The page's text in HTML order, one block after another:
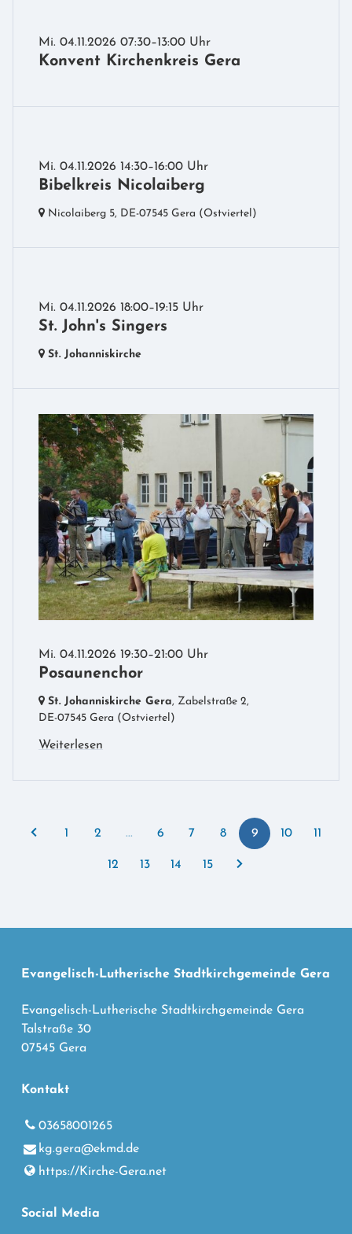
Mi. 04.11.2026 07:30–13:00 Uhr
Konvent Kirchenkreis Gera
Mi. 04.11.2026 14:30–16:00 Uhr
Bibelkreis Nicolaiberg
Nicolaiberg 5, DE-07545 Gera (Ostviertel)
Mi. 04.11.2026 18:00–19:15 Uhr
St. John's Singers
St. Johanniskirche
Mi. 04.11.2026 19:30–21:00 Uhr
Posaunenchor
St. Johanniskirche Gera, Zabelstraße 2,
DE-07545 Gera (Ostviertel)
Weiterlesen
1 2 ... 6 7 8 9 10 11
12 13 14 15
Evangelisch-Lutherische Stadtkirchgemeinde Gera
Evangelisch-Lutherische Stadtkirchgemeinde Gera
Talstraße 30
07545 Gera
Kontakt
03658001265
kg.​gera@​ekmd.​de
https://Kirche-Gera.​net
Social Media